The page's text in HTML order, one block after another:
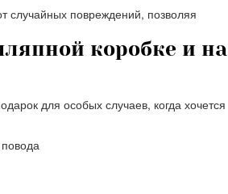
случайных повреждений, позволяя
коробке и на
для особых случаев, когда хочется